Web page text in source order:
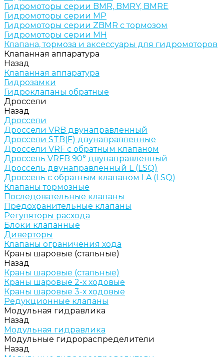
Гидромоторы серии BМR, BMRY, BМRE
Гидромоторы серии MP
Гидромоторы серии ZBMR с тормозом
Гидромоторы серии МH
Клапана, тормоза и аксессуары для гидромоторов
Клапанная аппаратура
Назад
Клапанная аппаратура
Гидрозамки
Гидроклапаны обратные
Дроссели
Назад
Дроссели
Дроссели VRB двунаправленный
Дроссели STB(F) двунаправленные
Дроссели VRF с обратным клапаном
Дроссель VRFB 90° двунаправленный
Дроссель двунаправленный L (LSQ)
Дроссель с обратным клапаном LA (LSQ)
Клапаны тормозные
Последовательные клапаны
Предохранительные клапаны
Регуляторы расхода
Блоки клапанные
Диверторы
Клапаны ограничения хода
Краны шаровые (стальные)
Назад
Краны шаровые (стальные)
Краны шаровые 2-х ходовые
Краны шаровые 3-х ходовые
Редукционные клапаны
Модульная гидравлика
Назад
Модульная гидравлика
Модульные гидрораспределители
Назад